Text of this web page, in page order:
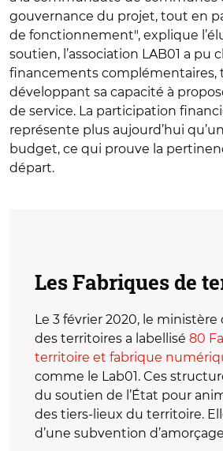
gouvernance du projet, tout en
de fonctionnement", explique
soutien, l’association LAB01 a pu
financements complémentaires,
développant sa capacité à
de service. La participation
représente plus aujourd’hui
budget, ce qui prouve la
départ.
Les Fabriques de
Le 3 février 2020, le ministère
des territoires a labellisé 80
territoire et fabrique
comme le Lab01. Ces
du soutien de l’État pour
des tiers-lieux du territoire.
d’une subvention